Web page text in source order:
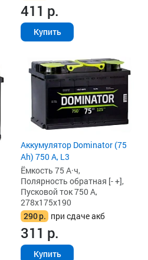
411 р.
Купить
Аккумулятор Dominator (75
Ah) 750 А, L3
Ёмкость 75 А·ч,
Полярность обратная [- +],
Пусковой ток 750 А,
278x175x190
290р. при сдаче акб
311 р.
Купить